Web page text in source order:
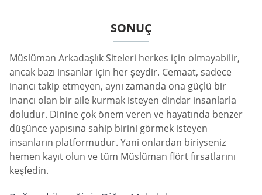
SONUÇ
Müslüman Arkadaşlık Siteleri herkes için olmayabilir,
ancak bazı insanlar için her şeydir. Cemaat, sadece
inancı takip etmeyen, aynı zamanda ona güçlü bir
inancı olan bir aile kurmak isteyen dindar insanlarla
doludur. Dinine çok önem veren ve hayatında benzer
düşünce yapısına sahip birini görmek isteyen
insanların platformudur. Yani onlardan biriyseniz
hemen kayıt olun ve tüm Müslüman flört fırsatlarını
keşfedin.